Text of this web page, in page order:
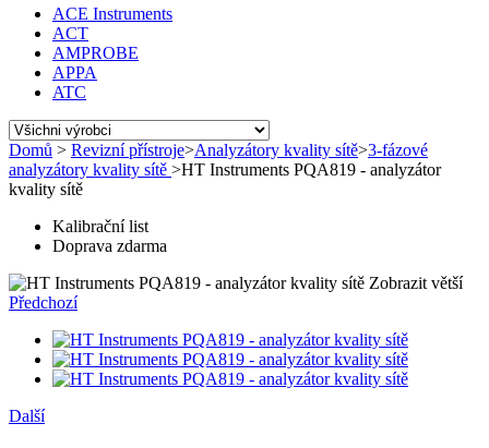
ACE Instruments
ACT
AMPROBE
APPA
ATC
Domů > Revizní přístroje>Analyzátory kvality sítě>3-fázové
analyzátory kvality sítě >HT Instruments PQA819 - analyzátor
kvality sítě
Kalibrační list
Doprava zdarma
Zobrazit větší
Předchozí
Další